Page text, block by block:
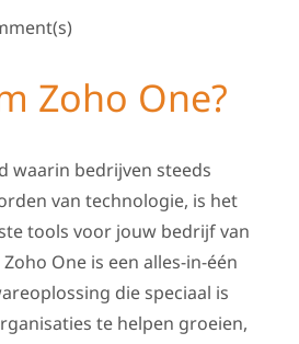
Zoho One?
waarin bedrijven steeds
van technologie, is het
tools voor jouw bedrijf van
One is een alles-in-één
die speciaal is
te helpen groeien,